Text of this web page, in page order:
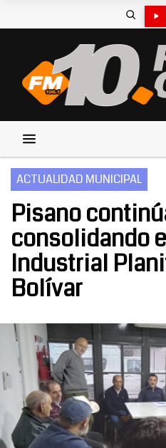
ACTUALIDAD MUNICIPAL
Pisano
consolidando
Industrial
Bolívar